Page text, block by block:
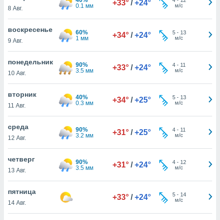
действия
рекламу
нашей
cookie
cookie
в
нашего
8 Авг.
0.1 мм
+33° / +24°
м/с
воскресенье
9 Авг.
60%
1 мм
+34° / +24° 5- 13
м/с
понедельник
10 Авг.
90%
3.5 мм
+33° / +24° 4- 11
м/с
вторник
11 Авг.
40%
0.3 мм
+34° / +25° 5- 13
м/с
среда
12 Авг.
90%
3.2 мм
+31° / +25° 4- 11
м/с
четверг
13 Авг.
90%
3.5 мм
+31° / +24° 4- 12
м/с
пятница
14 Авг.
+33° / +24° 5- 14
м/с